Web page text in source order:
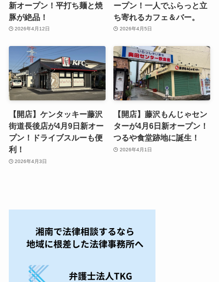
新オープン！平打ち麺と焼
豚が絶品！
2026年4月12日
ープン！一人でふらっと立
ち寄れるカフェ＆バー。
2026年4月5日
【開店】ケンタッキー藤沢
街道長後店が4月9日新オー
プン！ドライブスルーも便
利！
2026年4月3日
【開店】藤沢もんじゃセン
ターが4月6日新オープン！
つるや食堂跡地に誕生！
2026年4月1日